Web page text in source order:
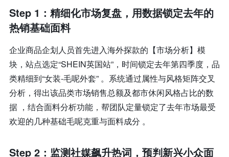
Step 1：精细化市场复盘，用数据锁定去年的
热销基础面料
企业商品企划人员首先进入海外探款的【市场分析】模
块，站点选定“SHEIN英国站”，时间锁定去年第四季度，品
类精细到“女装-毛呢外套” 。系统通过属性与风格矩阵交叉
分析，得出该品类市场销售总额及都市休闲风格占比的数
据 ，结合面料分析功能，帮团队定量锁定了去年市场最受
欢迎的几种基础毛呢克重与面料成分 。
Step 2：监测社媒飙升热词，预判新兴小众面